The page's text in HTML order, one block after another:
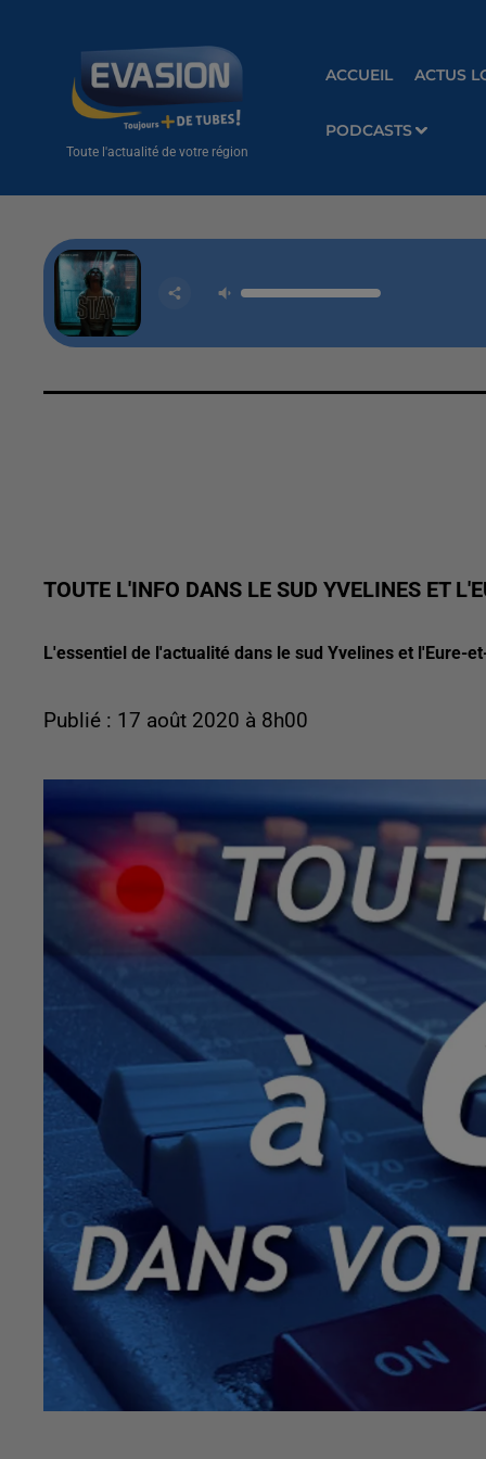
Toute l'actualité de votre région
ACCUEIL ACTUS
PODCASTS
TOUTE L'INFO DANS LE SUD YVELINES ET
L'essentiel de l'actualité dans le sud Yvelines et l'Eure-
Publié : 17 août 2020 à 8h00